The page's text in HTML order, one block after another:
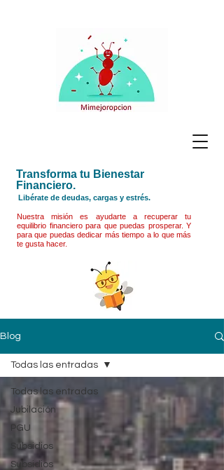
Transforma tu Bienestar
Financiero.
Libérate de deudas, cargas y estrés.
Nuestra misión es ayudarte a recuperar tu
equilibrio financiero para que puedas prosperar. Y
para que puedas dedicar más tiempo a lo que más
te gusta hacer.
Blog
Todas las entradas
Jubilación
PGU
Subsidios
Subsidios
Todas las entradas